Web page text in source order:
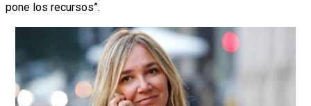
pone los recursos”.